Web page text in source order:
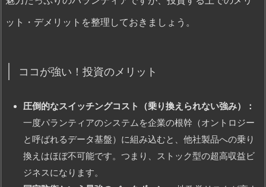
ット・デメリットを整理しておきましょう。
ココが強い！投資のメリット
圧倒的なスイッチングコスト（乗り換えられない強み）：
一度パランティアのシステムを企業の根幹（オントロジー
と呼ばれるデータ基盤）に組み込むと、他社製品への乗り
換えはほぼ不可能です。つまり、ストック型の超高収益ビ
ジネスになります。